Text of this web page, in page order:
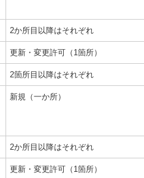
2か所目以降はそれぞれ
更新・変更許可（1箇所）
2箇所目以降はそれぞれ
新規（一か所）
2か所目以降はそれぞれ
更新・変更許可（1箇所）